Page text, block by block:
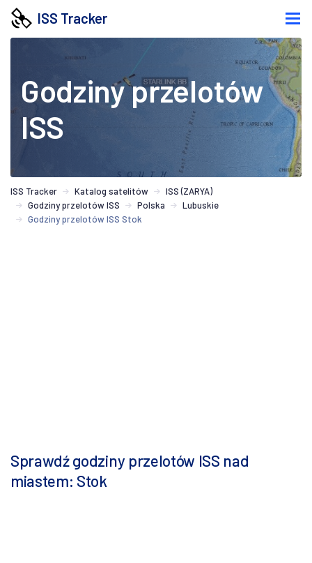
ISS Tracker
Godziny przelotów
ISS
ISS Tracker Katalog satelitów
ISS (ZARYA)
Godziny przelotów ISS
Polska
Lubuskie
Godziny przelotów ISS Stok
Sprawdź godziny przelotów ISS nad
miastem: Stok